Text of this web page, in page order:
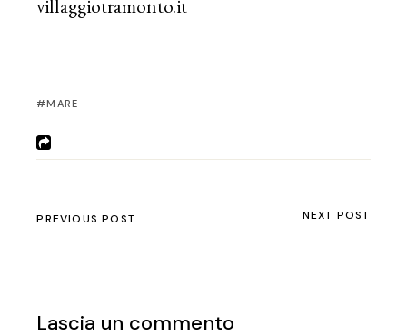
villaggiotramonto.it
MARE
PREVIOUS POST NEXT POST
Lascia un commento